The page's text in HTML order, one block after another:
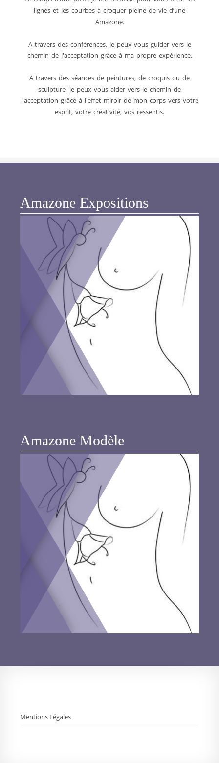
lignes et les courbes à croquer pleine de vie d’une
Amazone.
A travers des conférences, je peux vous guider vers le
chemin de l'acceptation grâce à ma propre expérience.
A travers des séances de peintures, de croquis ou de
sculpture, je peux vous aider vers le chemin de
l'acceptation grâce à l'effet miroir de mon corps vers votre
esprit, votre créativité, vos ressentis.
Amazone Expositions
Amazone Modèle
Mentions Légales